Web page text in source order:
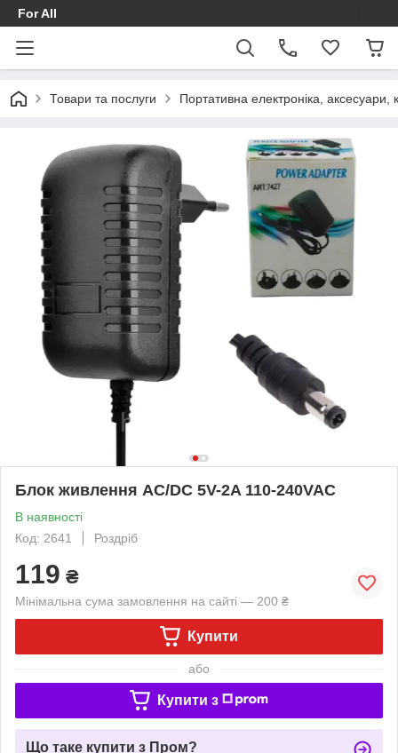
For All
Товари та послуги Портативна електроніка, аксесуари,
Блок живлення AC/DC 5V-2A 110-240VAC
В наявності
Код: 2641
Роздріб
119 ₴
Мінімальна сума замовлення на сайті — 200 ₴
Купити
або
Купити з
Що таке купити з Пром?